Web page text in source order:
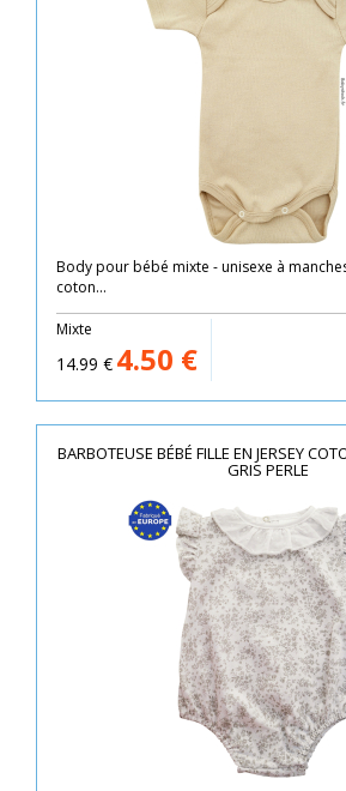
Body pour bébé mixte - unisexe à
coton...
Mixte
14.99 € 4.50 €
BARBOTEUSE BÉBÉ FILLE EN JERSEY
GRIS PERLE